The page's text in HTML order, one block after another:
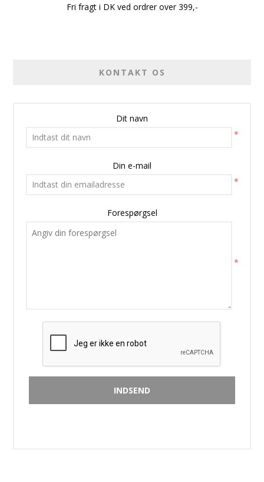
Fri fragt i DK ved ordrer over 399,-
KONTAKT OS
Dit navn
*
Din e-mail
*
Forespørgsel
*